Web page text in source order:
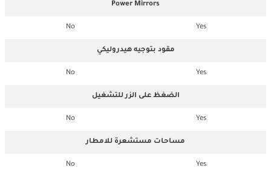
Power Mirrors
Yes
No
مقود بتوجيه هيدروليكي
Yes
No
الضغظ على الزر للتشغيل
Yes
No
مساحات مستشعرة للامطار
Yes
No